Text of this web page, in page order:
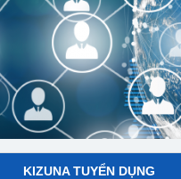
KIZUNA TUYỂN DỤNG